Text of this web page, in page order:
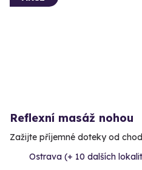
Reflexní masáž nohou
Zažijte příjemné doteky od
Ostrava (+ 10 dalších